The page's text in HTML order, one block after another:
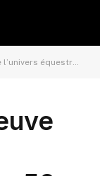
pour ses 50 ans de carrière